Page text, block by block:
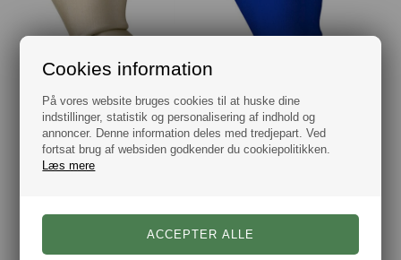
Cookies information
På vores website bruges cookies til at huske dine
indstillinger, statistik og personalisering af indhold og
annoncer. Denne information deles med tredjepart. Ved
fortsat brug af websiden godkender du cookiepolitikken.
Læs mere
DKK 199,00
DKK 199,00